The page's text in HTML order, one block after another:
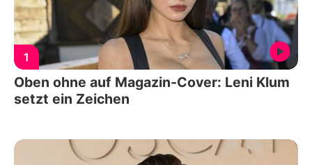
1
Oben ohne auf Magazin-Cover: Leni Klum
setzt ein Zeichen